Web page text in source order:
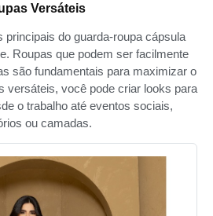
Versáteis
do guarda-roupa cápsula
Roupas que podem ser facilmente
são fundamentais para maximizar o
versáteis, você pode criar looks para
o trabalho até eventos sociais,
ou camadas.